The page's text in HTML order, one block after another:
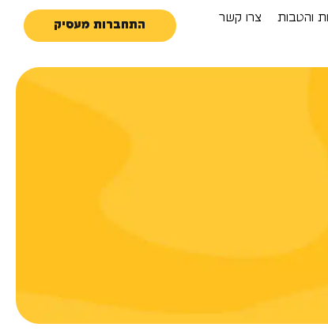
והטבות צרו קשר
התחברות מעסיק